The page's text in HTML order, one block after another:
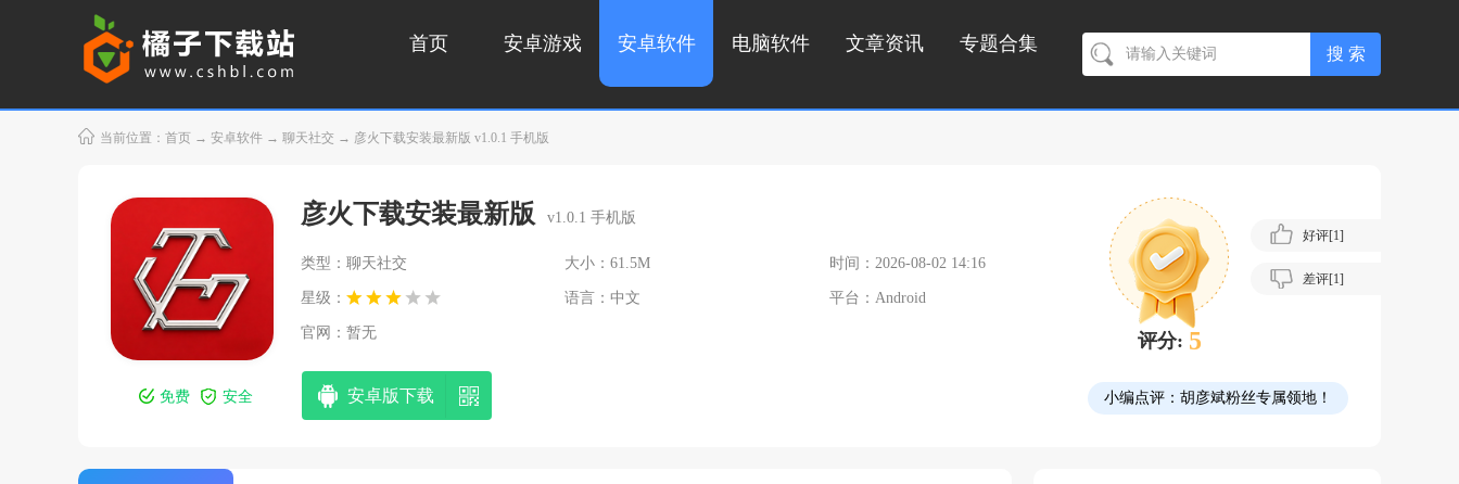
首页 安卓游戏 安卓软件 电脑软件 文章资讯 专题合集
当前位置： 首页 → 安卓软件 → 聊天社交 → 彦火下载安装最新版 v1.0.1 手机版
彦火下载安装最新版 v1.0.1 手机版
类型：聊天社交 大小：61.5M 时间：2026-08-02 14:16
星级： 语言：中文 平台：Android
官网：暂无 评分: 5
好评[1]
差评[1]
免费 安全 安卓版下载 小编点评： 胡彦斌粉丝专属领地！